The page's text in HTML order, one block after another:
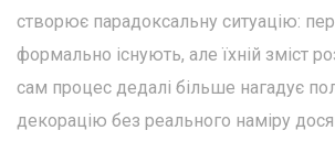
створює парадоксальну ситуацію:
формально існують, але їхній зміст
сам процес дедалі більше нагадує
декорацію без реального наміру